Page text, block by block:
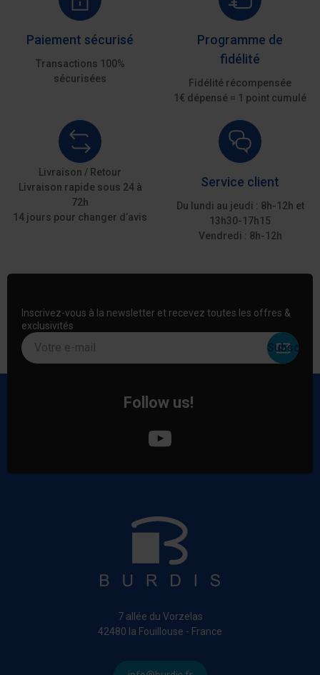
Paiement sécurisé
Transactions 100%
sécurisées
Programme de
fidélité
Fidélité récompensée
1€ dépensé = 1 point cumulé
Livraison / Retour
Livraison rapide sous 24 à
72h
14 jours pour changer d’avis
Service client
Du lundi au jeudi : 8h-12h et
13h30-17h15
Vendredi : 8h-12h
Inscrivez-vous à la newsletter et recevez toutes les offres &
exclusivités
Votre e-mail
Follow us!
7 allée du Vorzelas
42480 la Fouillouse - France